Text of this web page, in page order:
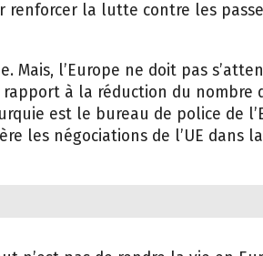
la lutte contre les
Mais, l’Europe ne doit pas
à la réduction du nombre
est le bureau de police de
les négociations de l’UE dans